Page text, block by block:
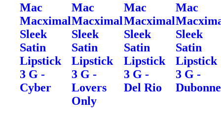
Mac
Macximal
Sleek
Satin
Lipstick
3 G -
Cyber
Mac
Macximal
Sleek
Satin
Lipstick
3 G -
Lovers
Only
Mac
Macximal
Sleek
Satin
Lipstick
3 G -
Del Rio
Mac
Sleek
Satin
Lipstick
3 G -